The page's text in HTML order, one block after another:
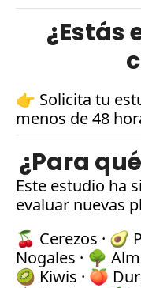
¿Estás
👉 Solicita tu
menos de 48
¿Para
Este estudio ha
evaluar nuevas
🍒 Cerezos · 🥑
Nogales · 🌳
🥝 Kiwis · 🍑